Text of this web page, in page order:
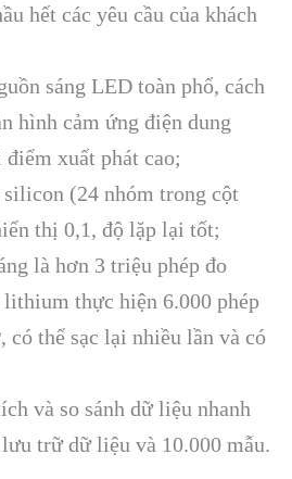
hết các yêu cầu của khách
sáng LED toàn phổ, cách
hình cảm ứng điện dung
xuất phát cao;
(24 nhóm trong cột
thị 0,1, độ lặp lại tốt;
là hơn 3 triệu phép đo
thực hiện 6.000 phép
có thể sạc lại nhiều lần và có
và so sánh dữ liệu nhanh
trữ dữ liệu và 10.000 mẫu.